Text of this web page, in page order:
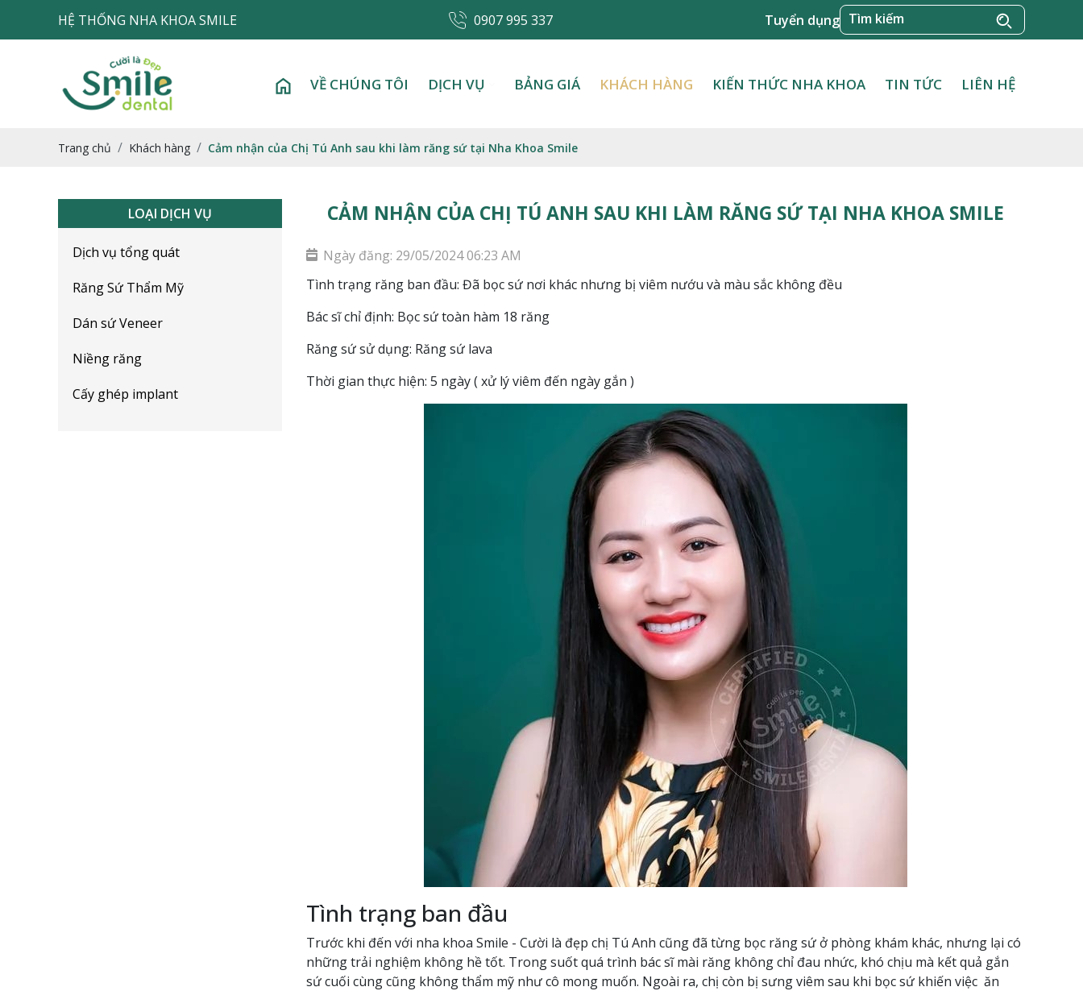
HỆ THỐNG NHA KHOA SMILE 0907 995 337 Tuyển dụng
VỀ CHÚNG TÔI DỊCH VỤ BẢNG GIÁ KHÁCH HÀNG KIẾN THỨC NHA KHOA TIN TỨC LIÊN HỆ
Trang chủ Khách hàng Cảm nhận của Chị Tú Anh sau khi làm răng sứ tại Nha Khoa Smile
LOẠI DỊCH VỤ
Dịch vụ tổng quát
Răng Sứ Thẩm Mỹ
Dán sứ Veneer
Niềng răng
Cấy ghép implant
CẢM NHẬN CỦA CHỊ TÚ ANH SAU KHI LÀM RĂNG SỨ TẠI NHA KHOA SMILE
Ngày đăng: 29/05/2024 06:23 AM
Tình trạng răng ban đầu: Đã bọc sứ nơi khác nhưng bị viêm nướu và màu sắc không đều
Bác sĩ chỉ định: Bọc sứ toàn hàm 18 răng
Răng sứ sử dụng: Răng sứ lava
Thời gian thực hiện: 5 ngày ( xử lý viêm đến ngày gắn )
Tình trạng ban đầu
Trước khi đến với nha khoa Smile - Cười là đẹp chị Tú Anh cũng đã từng bọc răng sứ ở phòng khám khác, nhưng lại có
những trải nghiệm không hề tốt. Trong suốt quá trình bác sĩ mài răng không chỉ đau nhức, khó chịu mà kết quả gắn
sứ cuối cùng cũng không thẩm mỹ như cô mong muốn. Ngoài ra, chị còn bị sưng viêm sau khi bọc sứ khiến việc ăn